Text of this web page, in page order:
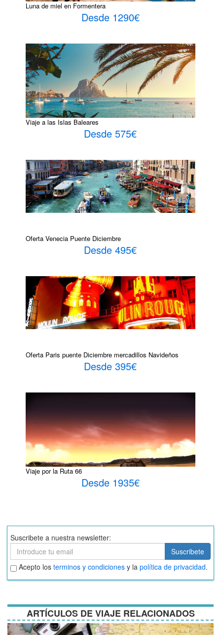
Luna de miel en Formentera
Desde 1290€
Viaje a las Islas Baleares
Desde 575€
Oferta Venecia Puente Diciembre
Desde 495€
Oferta Paris puente Diciembre mercadillos Navideños
Desde 395€
Viaje por la Ruta 66
Desde 1935€
Suscribete a nuestra newsletter:
Suscribete
Suscribete
Aceptar
términos
y
Acepto los terminos y condiciones y la política de privacidad.
ARTÍCULOS DE VIAJE RELACIONADOS